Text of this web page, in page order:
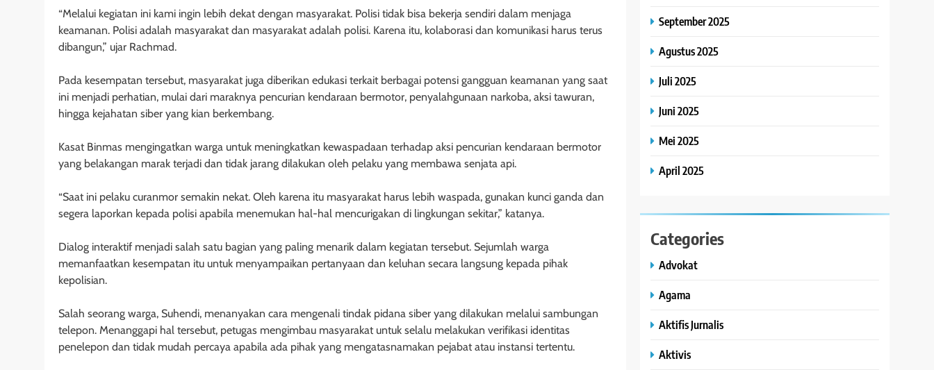
“Melalui kegiatan ini kami ingin lebih dekat dengan masyarakat. Polisi tidak bisa bekerja sendiri dalam menjaga
keamanan. Polisi adalah masyarakat dan masyarakat adalah polisi. Karena itu, kolaborasi dan komunikasi harus terus
dibangun,” ujar Rachmad.
Pada kesempatan tersebut, masyarakat juga diberikan edukasi terkait berbagai potensi gangguan keamanan yang saat
ini menjadi perhatian, mulai dari maraknya pencurian kendaraan bermotor, penyalahgunaan narkoba, aksi tawuran,
hingga kejahatan siber yang kian berkembang.
Kasat Binmas mengingatkan warga untuk meningkatkan kewaspadaan terhadap aksi pencurian kendaraan bermotor
yang belakangan marak terjadi dan tidak jarang dilakukan oleh pelaku yang membawa senjata api.
“Saat ini pelaku curanmor semakin nekat. Oleh karena itu masyarakat harus lebih waspada, gunakan kunci ganda dan
segera laporkan kepada polisi apabila menemukan hal-hal mencurigakan di lingkungan sekitar,” katanya.
Dialog interaktif menjadi salah satu bagian yang paling menarik dalam kegiatan tersebut. Sejumlah warga
memanfaatkan kesempatan itu untuk menyampaikan pertanyaan dan keluhan secara langsung kepada pihak
kepolisian.
Salah seorang warga, Suhendi, menanyakan cara mengenali tindak pidana siber yang dilakukan melalui sambungan
telepon. Menanggapi hal tersebut, petugas mengimbau masyarakat untuk selalu melakukan verifikasi identitas
penelepon dan tidak mudah percaya apabila ada pihak yang mengatasnamakan pejabat atau instansi tertentu.
September 2025
Agustus 2025
Juli 2025
Juni 2025
Mei 2025
April 2025
Categories
Advokat
Agama
Aktifis Jurnalis
Aktivis